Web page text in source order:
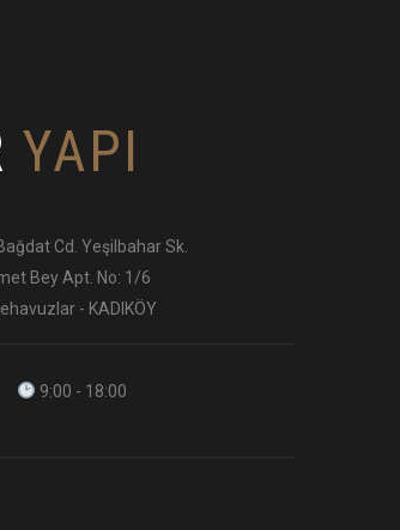
YAPI
Cd. Yeşilbahar Sk.
Bey Apt. No: 1/6
- KADIKÖY
9:00 - 18:00